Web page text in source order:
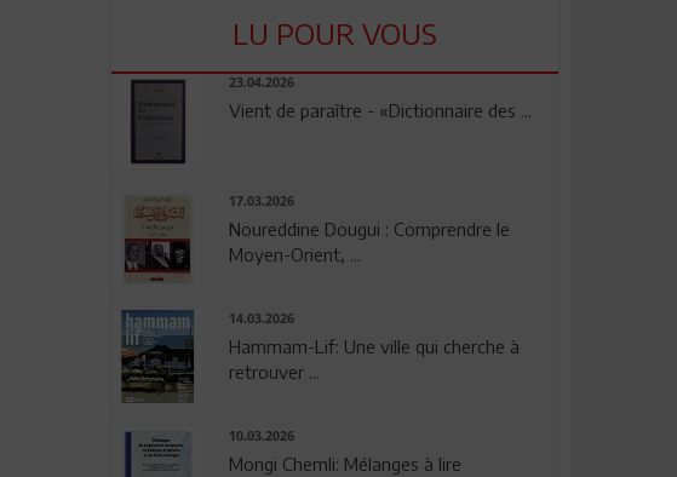
LU POUR VOUS
23.04.2026
Vient de paraître - «Dictionnaire des ...
17.03.2026
Noureddine Dougui : Comprendre le
Moyen-Orient, ...
14.03.2026
Hammam-Lif: Une ville qui cherche à
retrouver ...
10.03.2026
Mongi Chemli: Mélanges à lire